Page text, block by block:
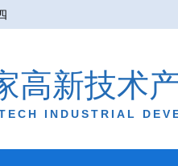
高新技术
INDUSTRIAL